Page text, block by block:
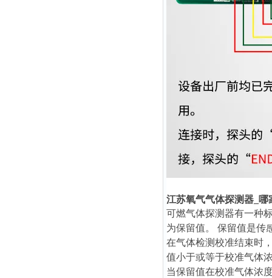
江苏氧气气体探测器_哪
可燃气体探测器有一种
为保留值。 保留值是传
在气体检测校准结束时
值小于或等于校准气体
当保留值在校准气体浓